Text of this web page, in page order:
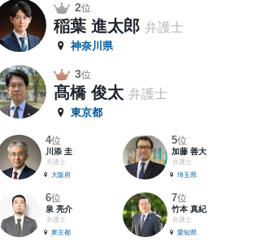
2位
稲葉 進太郎 弁護士
神奈川県
3位
髙橋 俊太 弁護士
東京都
4位
川添 圭
弁護士
大阪府
5位
加藤 善大
弁護士
埼玉県
6位
泉 亮介
弁護士
東京都
7位
竹本 真紀
弁護士
愛知県